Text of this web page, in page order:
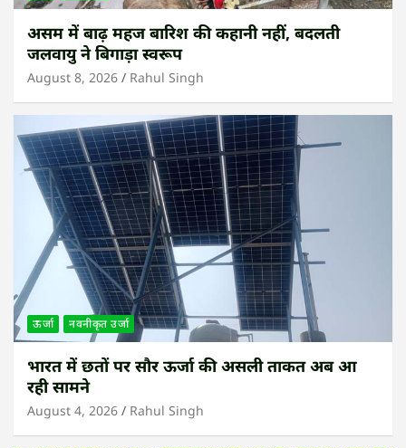
असम में बाढ़ महज बारिश की कहानी नहीं, बदलती
जलवायु ने बिगाड़ा स्वरूप
August 8, 2026 Rahul Singh
ऊर्जा नवनीकृत उर्जा
भारत में छतों पर सौर ऊर्जा की असली ताकत अब आ
रही सामने
August 4, 2026 Rahul Singh